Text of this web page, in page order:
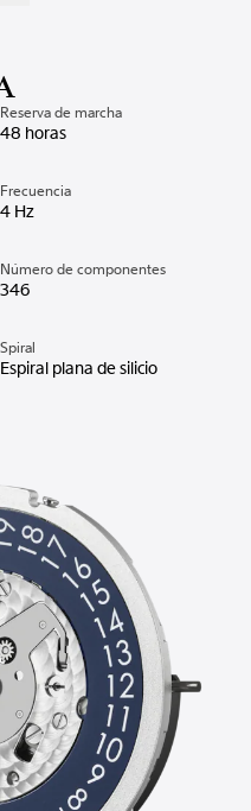
Reserva de marcha
48 horas
Frecuencia
4 Hz
Número de componentes
346
Spiral
Espiral plana de silicio